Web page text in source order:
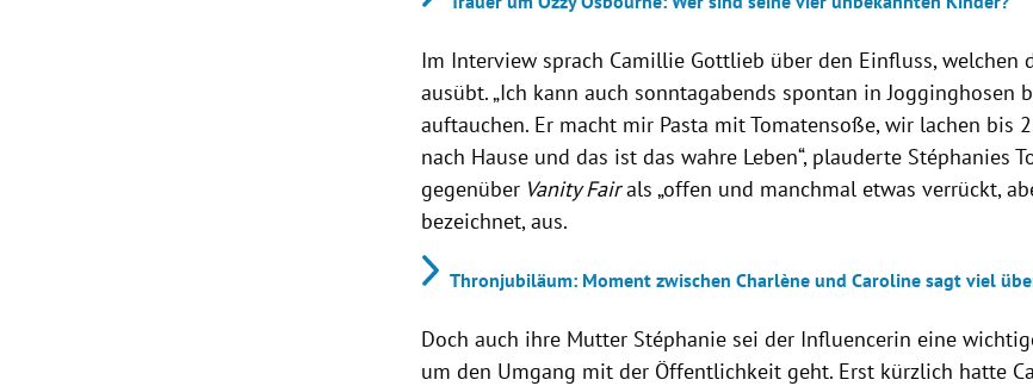
Im Interview sprach Camillie Gottlieb über den Einfluss, welchen
ausübt.„Ich kann auch sonntagabends spontan in Jogginghosen
auftauchen. Er macht mir Pasta mit Tomatensoße, wir lachen bis
nach Hause und das ist das wahre Leben“, plauderte Stéphanies
gegenüber Vanity Fairals „offen und manchmal etwas verrückt,
bezeichnet, aus.
Thronjubiläum: Moment zwischen Charlène und Caroline sagt viel
Doch auch ihre Mutter Stéphanie sei der Influencerin eine
um den Umgang mit der Öffentlichkeit geht. Erst kürzlich hatte